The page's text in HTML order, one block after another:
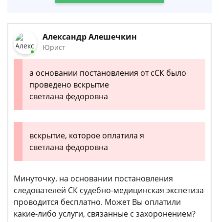
Александр Алешечкин
Юрист
а основании постановления от сСК было
проведено вскрытие
светлана федоровна
вскрытие, которое оплатила я
светлана федоровна
Минуточку. на основании постановления
следователей СК судебно-медицинская экспетиза
проводится бесплатно. Может Вы оплатили
какие-либо услуги, связанные с захоронением?